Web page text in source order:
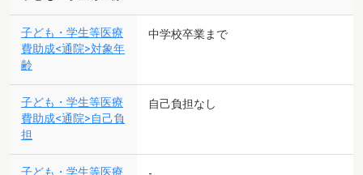
子ども・学生等医療
費助成<通院>対象年
齢
中学校卒業まで
子ども・学生等医療
費助成<通院>自己負
担
自己負担なし
子ども・学生等医療